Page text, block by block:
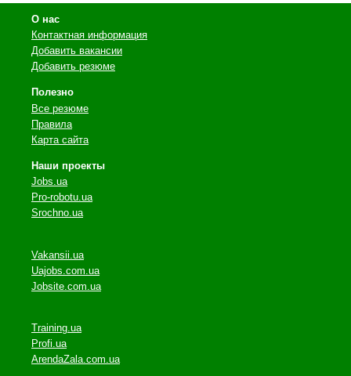
О нас
Контактная информация
Добавить вакансии
Добавить резюме
Полезно
Все резюме
Правила
Карта сайта
Наши проекты
Jobs.ua
Pro-robotu.ua
Srochno.ua
Vakansii.ua
Uajobs.com.ua
Jobsite.com.ua
Training.ua
Profi.ua
ArendaZala.com.ua